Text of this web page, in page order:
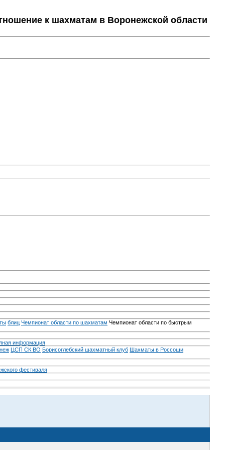
к шахматам в Воронежской области
блиц Чемпионат области по шахматам Чемпионат области по быстрым
информация
ЦСП СК ВО Борисоглебский шахматный клуб Шахматы в Россоши
фестиваля